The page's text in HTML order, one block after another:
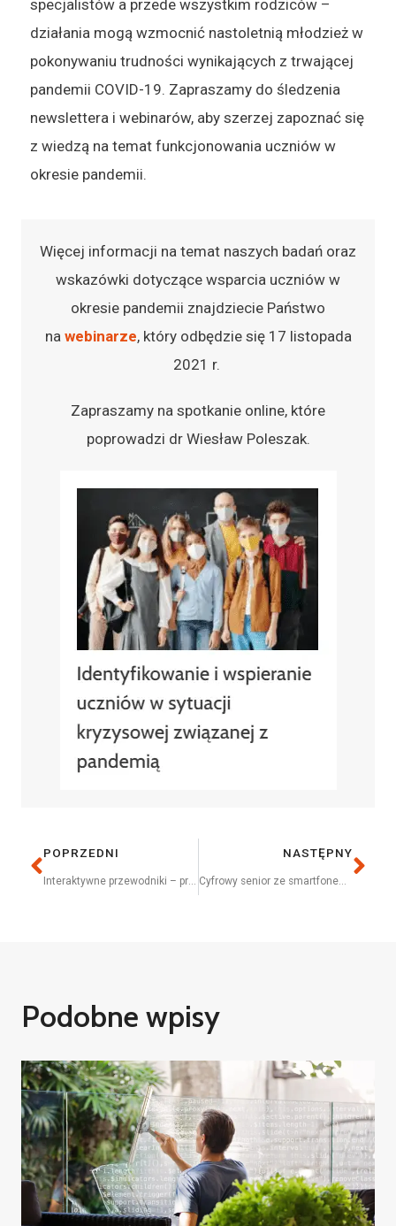
specjalistów a przede wszystkim rodziców –
działania mogą wzmocnić nastoletnią młodzież w
pokonywaniu trudności wynikających z trwającej
pandemii COVID-19. Zapraszamy do śledzenia
newslettera i webinarów, aby szerzej zapoznać się
z wiedzą na temat funkcjonowania uczniów w
okresie pandemii.
Więcej informacji na temat naszych badań oraz
wskazówki dotyczące wsparcia uczniów w
okresie pandemii znajdziecie Państwo
na webinarze, który odbędzie się 17 listopada
2021 r.
Zapraszamy na spotkanie online, które
poprowadzi dr Wiesław Poleszak.
POPRZEDNI
Interaktywne przewodniki – projekty młodzieżowe
NASTĘPNY
Cyfrowy senior ze smartfonem w ręku
Podobne wpisy